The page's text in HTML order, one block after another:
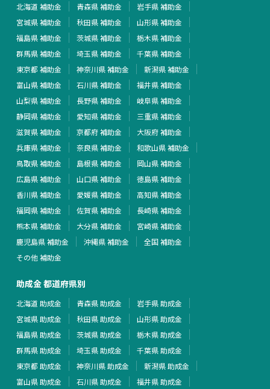
北海道 補助金 青森県 補助金
岩手県 補助金
宮城県 補助金
秋田県 補助金
山形県 補助金
福島県 補助金
茨城県 補助金
栃木県 補助金
群馬県 補助金
埼玉県 補助金
千葉県 補助金
東京都 補助金
神奈川県 補助金
新潟県 補助金
富山県 補助金
石川県 補助金
福井県 補助金
山梨県 補助金
長野県 補助金
岐阜県 補助金
静岡県 補助金
愛知県 補助金
三重県 補助金
滋賀県 補助金
京都府 補助金
大阪府 補助金
兵庫県 補助金
奈良県 補助金
和歌山県 補助金
鳥取県 補助金
島根県 補助金
岡山県 補助金
広島県 補助金
山口県 補助金
徳島県 補助金
香川県 補助金
愛媛県 補助金
高知県 補助金
福岡県 補助金
佐賀県 補助金
長崎県 補助金
熊本県 補助金
大分県 補助金
宮崎県 補助金
鹿児島県 補助金
沖縄県 補助金
全国 補助金
その他 補助金
助成金 都道府県別
北海道 助成金 青森県 助成金
岩手県 助成金
宮城県 助成金
秋田県 助成金
山形県 助成金
福島県 助成金
茨城県 助成金
栃木県 助成金
群馬県 助成金
埼玉県 助成金
千葉県 助成金
東京都 助成金
神奈川県 助成金
新潟県 助成金
富山県 助成金
石川県 助成金
福井県 助成金